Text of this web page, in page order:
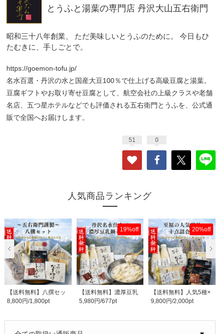
とうふと湯葉の専門店 丹沢大山五右衛門
昭和三十八年創業、 ただ美味しいとうふのために。 今日もひ
たむきに、手しごとで。
https://goemon-tofu.jp/
名水百選・丹沢の水と国産大豆100％で仕上げる高級豆腐と湯葉。
豆腐ギフトやお取り寄せ豆腐として、航空会社の上級クラスや老舗
名店、五つ星ホテルなどでも評価される五右衛門とうふを、公式通
販で全国へお届けします。
51 0
人気商品ランキング
【送料無料】八撰セッ
ト｜丹沢大山五右衛..
8,800円/1,800pt
19%off
【送料無料】濃厚豆乳
鍋セット｜豆腐づく..
5,980円/677pt
20%off
【送料無料】人気5種×
各2 計10点詰合せ｜..
9,800円/2,000pt